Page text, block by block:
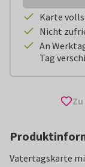
Karte
Nicht
An
Tag
Vatertagskarte